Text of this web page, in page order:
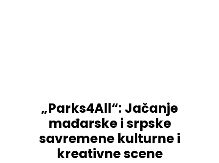
„Parks4All“: Jačanje
mađarske i srpske
savremene kulturne i
kreativne scene